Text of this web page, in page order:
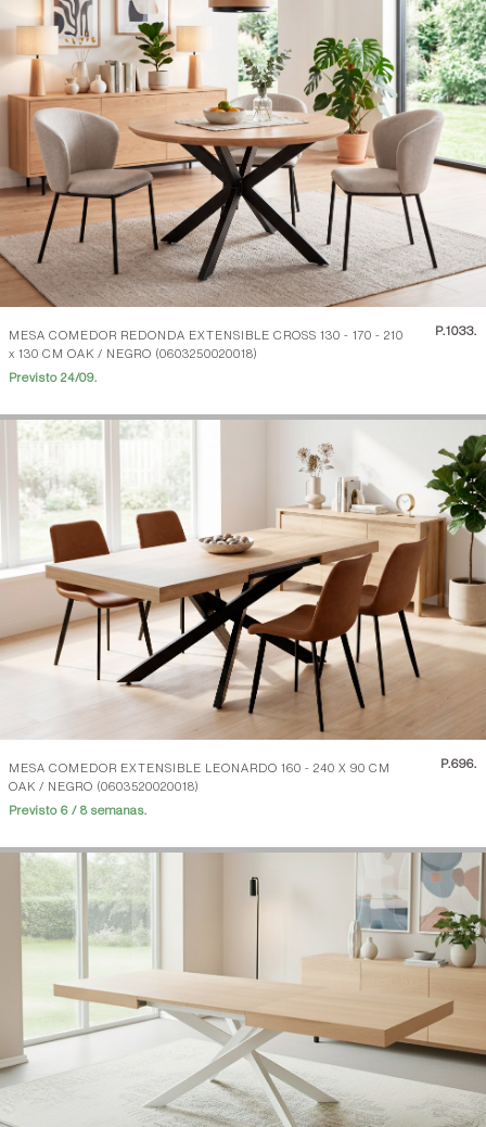
MESA COMEDOR REDONDA EXTENSIBLE CROSS 130 - 170 - 210
x 130 CM OAK / NEGRO (0603250020018)
P.1033.
Previsto 24/09.
MESA COMEDOR EXTENSIBLE LEONARDO 160 - 240 X 90 CM
OAK / NEGRO (0603520020018)
P.696.
Previsto 6 / 8 semanas.